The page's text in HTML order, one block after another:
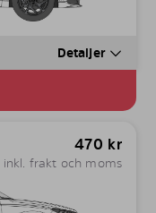
Detaljer
470 kr
inkl. frakt och moms